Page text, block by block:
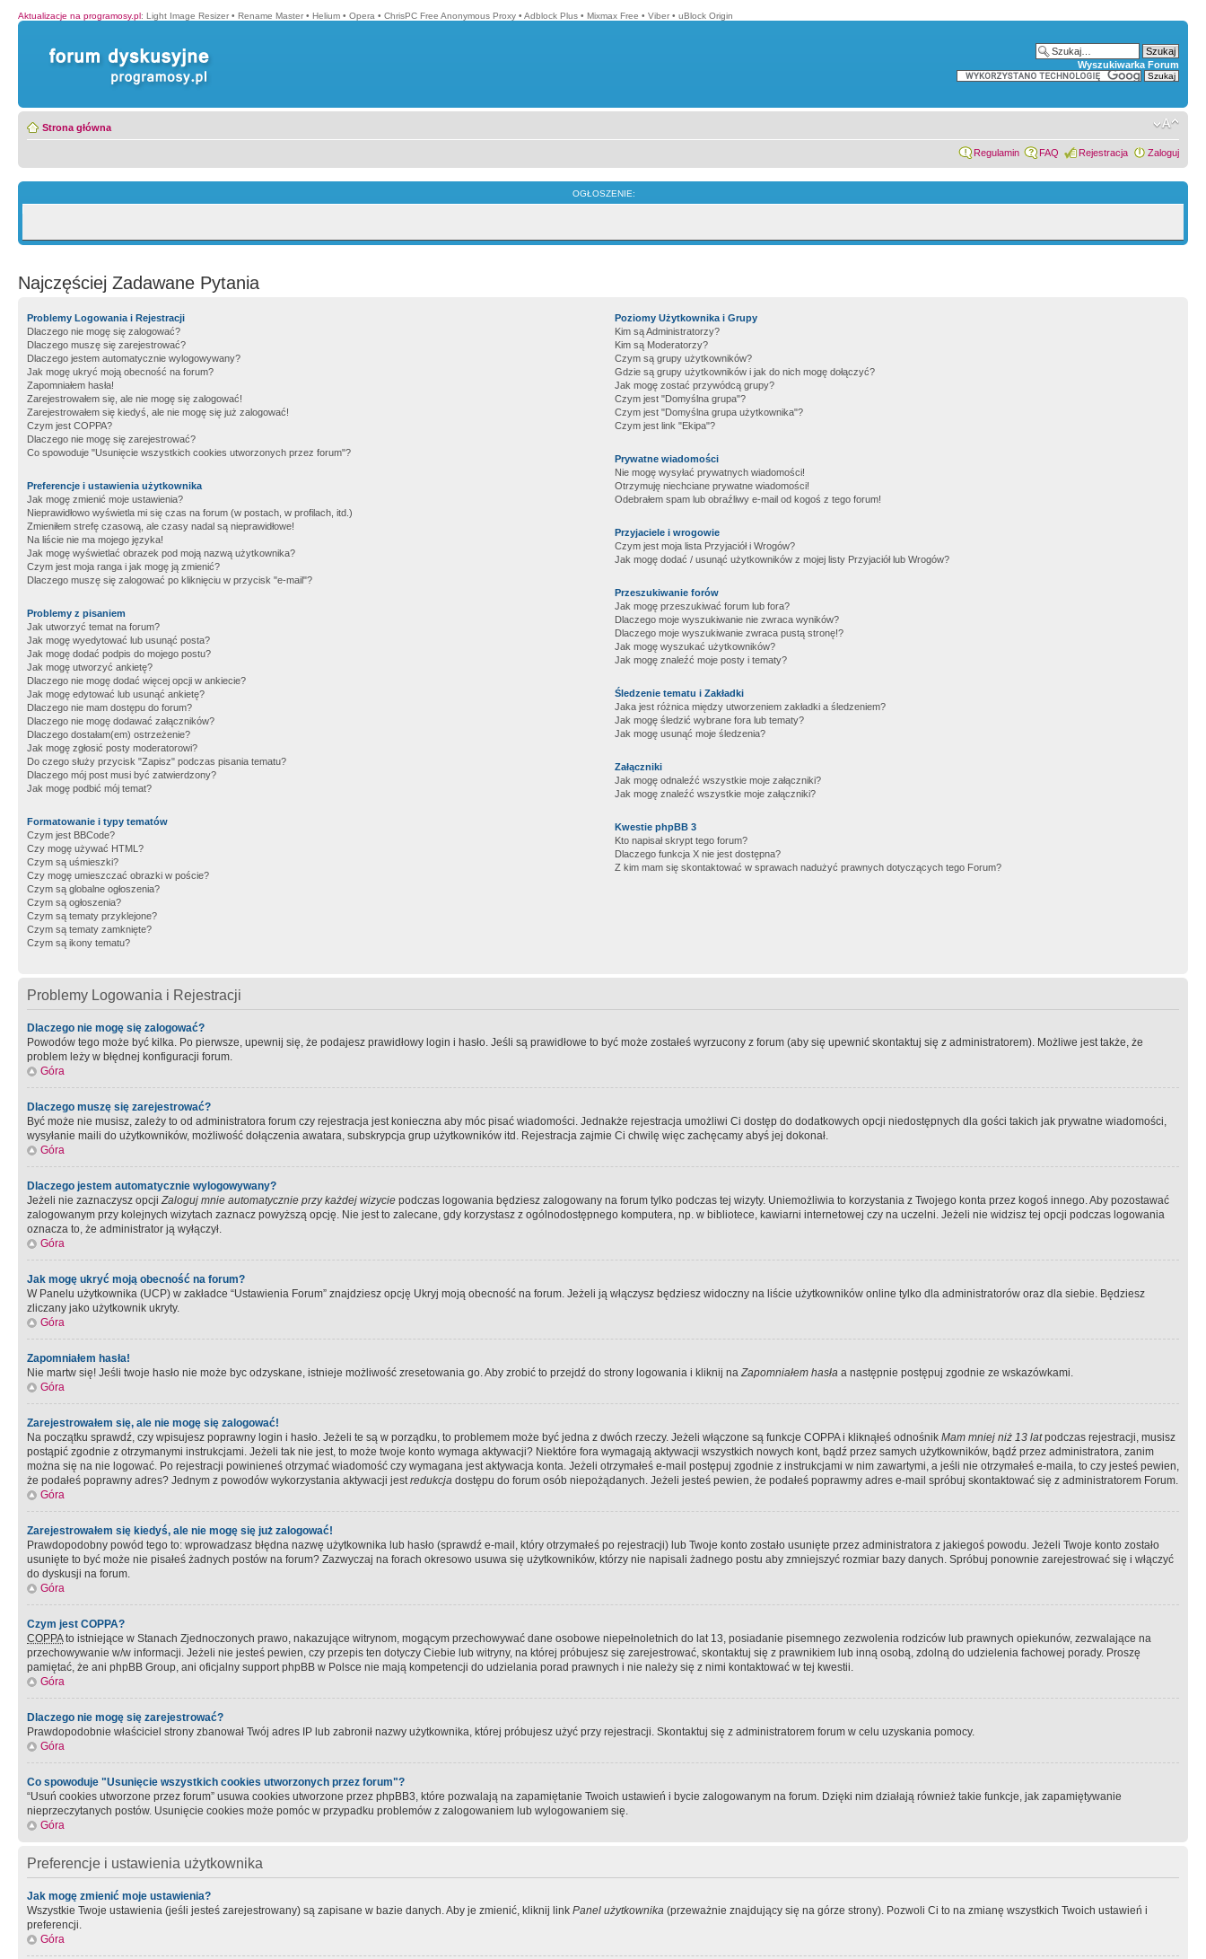
Aktualizacje na programosy.pl: Light Image Resizer • Rename Master • Helium • Opera • ChrisPC Free Anonymous Proxy • Adblock Plus • Mixmax Free • Viber • uBlock Origin
Wyszukiwarka Forum
Strona główna
Regulamin FAQ Rejestracja Zaloguj
OGŁOSZENIE:
Najczęściej Zadawane Pytania
Problemy Logowania i Rejestracji
Dlaczego nie mogę się zalogować?
Dlaczego muszę się zarejestrować?
Dlaczego jestem automatycznie wylogowywany?
Jak mogę ukryć moją obecność na forum?
Zapomniałem hasła!
Zarejestrowałem się, ale nie mogę się zalogować!
Zarejestrowałem się kiedyś, ale nie mogę się już zalogować!
Czym jest COPPA?
Dlaczego nie mogę się zarejestrować?
Co spowoduje "Usunięcie wszystkich cookies utworzonych przez forum"?
Preferencje i ustawienia użytkownika
Jak mogę zmienić moje ustawienia?
Nieprawidłowo wyświetla mi się czas na forum (w postach, w profilach, itd.)
Zmieniłem strefę czasową, ale czasy nadal są nieprawidłowe!
Na liście nie ma mojego języka!
Jak mogę wyświetlać obrazek pod moją nazwą użytkownika?
Czym jest moja ranga i jak mogę ją zmienić?
Dlaczego muszę się zalogować po kliknięciu w przycisk "e-mail"?
Problemy z pisaniem
Jak utworzyć temat na forum?
Jak mogę wyedytować lub usunąć posta?
Jak mogę dodać podpis do mojego postu?
Jak mogę utworzyć ankietę?
Dlaczego nie mogę dodać więcej opcji w ankiecie?
Jak mogę edytować lub usunąć ankietę?
Dlaczego nie mam dostępu do forum?
Dlaczego nie mogę dodawać załączników?
Dlaczego dostałam(em) ostrzeżenie?
Jak mogę zgłosić posty moderatorowi?
Do czego służy przycisk "Zapisz" podczas pisania tematu?
Dlaczego mój post musi być zatwierdzony?
Jak mogę podbić mój temat?
Formatowanie i typy tematów
Czym jest BBCode?
Czy mogę używać HTML?
Czym są uśmieszki?
Czy mogę umieszczać obrazki w poście?
Czym są globalne ogłoszenia?
Czym są ogłoszenia?
Czym są tematy przyklejone?
Czym są tematy zamknięte?
Czym są ikony tematu?
Poziomy Użytkownika i Grupy
Kim są Administratorzy?
Kim są Moderatorzy?
Czym są grupy użytkowników?
Gdzie są grupy użytkowników i jak do nich mogę dołączyć?
Jak mogę zostać przywódcą grupy?
Czym jest "Domyślna grupa"?
Czym jest "Domyślna grupa użytkownika"?
Czym jest link "Ekipa"?
Prywatne wiadomości
Nie mogę wysyłać prywatnych wiadomości!
Otrzymuję niechciane prywatne wiadomości!
Odebrałem spam lub obraźliwy e-mail od kogoś z tego forum!
Przyjaciele i wrogowie
Czym jest moja lista Przyjaciół i Wrogów?
Jak mogę dodać / usunąć użytkowników z mojej listy Przyjaciół lub Wrogów?
Przeszukiwanie forów
Jak mogę przeszukiwać forum lub fora?
Dlaczego moje wyszukiwanie nie zwraca wyników?
Dlaczego moje wyszukiwanie zwraca pustą stronę!?
Jak mogę wyszukać użytkowników?
Jak mogę znaleźć moje posty i tematy?
Śledzenie tematu i Zakładki
Jaka jest różnica między utworzeniem zakładki a śledzeniem?
Jak mogę śledzić wybrane fora lub tematy?
Jak mogę usunąć moje śledzenia?
Załączniki
Jak mogę odnaleźć wszystkie moje załączniki?
Jak mogę znaleźć wszystkie moje załączniki?
Kwestie phpBB 3
Kto napisał skrypt tego forum?
Dlaczego funkcja X nie jest dostępna?
Z kim mam się skontaktować w sprawach nadużyć prawnych dotyczących tego Forum?
Problemy Logowania i Rejestracji
Dlaczego nie mogę się zalogować?
Powodów tego może być kilka. Po pierwsze, upewnij się, że podajesz prawidłowy login i hasło. Jeśli są prawidłowe to być może zostałeś wyrzucony z forum (aby się upewnić skontaktuj się z administratorem). Możliwe jest także, że
problem leży w błędnej konfiguracji forum.
Góra
Dlaczego muszę się zarejestrować?
Być może nie musisz, zależy to od administratora forum czy rejestracja jest konieczna aby móc pisać wiadomości. Jednakże rejestracja umożliwi Ci dostęp do dodatkowych opcji niedostępnych dla gości takich jak prywatne wiadomości,
wysyłanie maili do użytkowników, możliwość dołączenia awatara, subskrypcja grup użytkowników itd. Rejestracja zajmie Ci chwilę więc zachęcamy abyś jej dokonał.
Góra
Dlaczego jestem automatycznie wylogowywany?
Jeżeli nie zaznaczysz opcjiZaloguj mnie automatycznie przy każdej wizycie podczas logowania będziesz zalogowany na forum tylko podczas tej wizyty. Uniemożliwia to korzystania z Twojego konta przez kogoś innego. Aby pozostawać
zalogowanym przy kolejnych wizytach zaznacz powyższą opcję. Nie jest to zalecane, gdy korzystasz z ogólnodostępnego komputera, np. w bibliotece, kawiarni internetowej czy na uczelni. Jeżeli nie widzisz tej opcji podczas logowania
oznacza to, że administrator ją wyłączył.
Góra
Jak mogę ukryć moją obecność na forum?
W Panelu użytkownika (UCP) w zakładce “Ustawienia Forum” znajdziesz opcję Ukryj moją obecność na forum. Jeżeli ją włączysz będziesz widoczny na liście użytkowników online tylko dla administratorów oraz dla siebie. Będziesz
zliczany jako użytkownik ukryty.
Góra
Zapomniałem hasła!
Nie martw się! Jeśli twoje hasło nie może byc odzyskane, istnieje możliwość zresetowania go. Aby zrobić to przejdź do strony logowania i kliknij naZapomniałem hasła a następnie postępuj zgodnie ze wskazówkami.
Góra
Zarejestrowałem się, ale nie mogę się zalogować!
Na początku sprawdź, czy wpisujesz poprawny login i hasło. Jeżeli te są w porządku, to problemem może być jedna z dwóch rzeczy. Jeżeli włączone są funkcje COPPA i kliknąłeś odnośnik Mam mniej niż 13 latpodczas rejestracji, musisz
postąpić zgodnie z otrzymanymi instrukcjami. Jeżeli tak nie jest, to może twoje konto wymaga aktywacji? Niektóre fora wymagają aktywacji wszystkich nowych kont, bądź przez samych użytkowników, bądź przez administratora, zanim
można się na nie logować. Po rejestracji powinieneś otrzymać wiadomość czy wymagana jest aktywacja konta. Jeżeli otrzymałeś e-mail postępuj zgodnie z instrukcjami w nim zawartymi, a jeśli nie otrzymałeś e-maila, to czy jesteś pewien,
że podałeś poprawny adres? Jednym z powodów wykorzystania aktywacji jestredukcja dostępu do forum osób niepożądanych. Jeżeli jesteś pewien, że podałeś poprawmy adres e-mail spróbuj skontaktować się z administratorem Forum.
Góra
Zarejestrowałem się kiedyś, ale nie mogę się już zalogować!
Prawdopodobny powód tego to: wprowadzasz błędna nazwę użytkownika lub hasło (sprawdź e-mail, który otrzymałeś po rejestracji) lub Twoje konto zostało usunięte przez administratora z jakiegoś powodu. Jeżeli Twoje konto zostało
usunięte to być może nie pisałeś żadnych postów na forum? Zazwyczaj na forach okresowo usuwa się użytkowników, którzy nie napisali żadnego postu aby zmniejszyć rozmiar bazy danych. Spróbuj ponownie zarejestrować się i włączyć
do dyskusji na forum.
Góra
Czym jest COPPA?
COPPAto istniejące w Stanach Zjednoczonych prawo, nakazujące witrynom, mogącym przechowywać dane osobowe niepełnoletnich do lat 13, posiadanie pisemnego zezwolenia rodziców lub prawnych opiekunów, zezwalające na
przechowywanie w/w informacji. Jeżeli nie jesteś pewien, czy przepis ten dotyczy Ciebie lub witryny, na której próbujesz się zarejestrować, skontaktuj się z prawnikiem lub inną osobą, zdolną do udzielenia fachowej porady. Proszę
pamiętać, że ani phpBB Group, ani oficjalny support phpBB w Polsce nie mają kompetencji do udzielania porad prawnych i nie należy się z nimi kontaktować w tej kwestii.
Góra
Dlaczego nie mogę się zarejestrować?
Prawdopodobnie właściciel strony zbanował Twój adres IP lub zabronił nazwy użytkownika, której próbujesz użyć przy rejestracji. Skontaktuj się z administratorem forum w celu uzyskania pomocy.
Góra
Co spowoduje "Usunięcie wszystkich cookies utworzonych przez forum"?
“Usuń cookies utworzone przez forum” usuwa cookies utworzone przez phpBB3, które pozwalają na zapamiętanie Twoich ustawień i bycie zalogowanym na forum. Dzięki nim działają również takie funkcje, jak zapamiętywanie
nieprzeczytanych postów. Usunięcie cookies może pomóc w przypadku problemów z zalogowaniem lub wylogowaniem się.
Góra
Preferencje i ustawienia użytkownika
Jak mogę zmienić moje ustawienia?
Wszystkie Twoje ustawienia (jeśli jesteś zarejestrowany) są zapisane w bazie danych. Aby je zmienić, kliknij link Panel użytkownika (przeważnie znajdujący się na górze strony). Pozwoli Ci to na zmianę wszystkich Twoich ustawień i
preferencji.
Góra